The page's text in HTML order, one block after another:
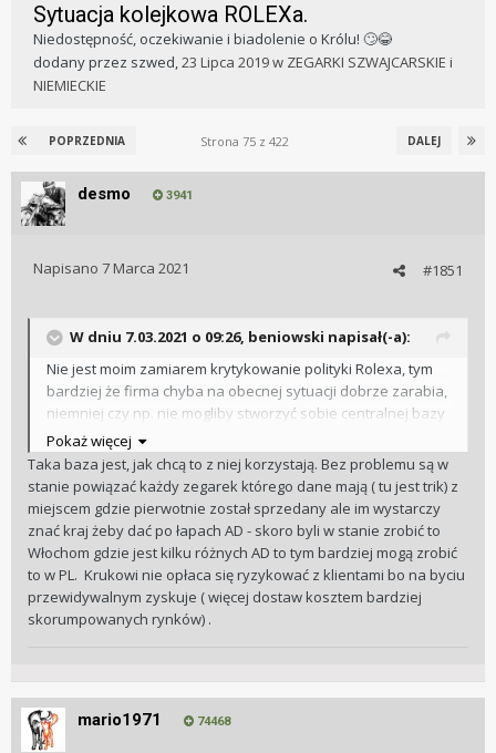
Sytuacja kolejkowa ROLEXa.
Niedostępność, oczekiwanie i biadolenie o Królu! 🙄😂
dodany przez szwed,23 Lipca 2019w ZEGARKI SZWAJCARSKIE i
NIEMIECKIE
POPRZEDNIA DALEJ
Strona 75 z 422
desmo 3941
#1851
Napisano 7 Marca 2021
W dniu 7.03.2021 o 09:26, beniowski napisał(-a):
Nie jest moim zamiarem krytykowanie polityki Rolexa, tym
bardziej że firma chyba na obecnej sytuacji dobrze zarabia,
niemniej czy np. nie mogliby stworzyć sobie centralnej bazy
sprzedażowej zegarków? Cóż to za problem wpisywać
numery seryjne każdego sprzedawanego modelu i
powiązać je z danym państwem i salonem?
Pokaż więcej
Taka baza jest, jak chcą to z niej korzystają. Bez problemu są w
stanie powiązać każdy zegarek którego dane mają ( tu jest trik) z
miejscem gdzie pierwotnie został sprzedany ale im wystarczy
znać kraj żeby dać po łapach AD - skoro byli w stanie zrobić to
Włochom gdzie jest kilku różnych AD to tym bardziej mogą zrobić
to w PL. Krukowi nie opłaca się ryzykować z klientami bo na byciu
przewidywalnym zyskuje ( więcej dostaw kosztem bardziej
skorumpowanych rynków) .
mario1971 74468